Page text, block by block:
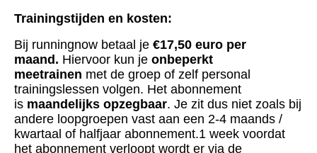
Trainingstijden en kosten:
Bij runningnow betaal je €17,50 euro per
maand. Hiervoor kun je onbeperkt
meetrainen met de groep of zelf personal
trainingslessen volgen. Het abonnement
is maandelijks opzegbaar. Je zit dus niet zoals bij
andere loopgroepen vast aan een 2-4 maands /
kwartaal of halfjaar abonnement.1 week voordat
het abonnement verloopt wordt er via de